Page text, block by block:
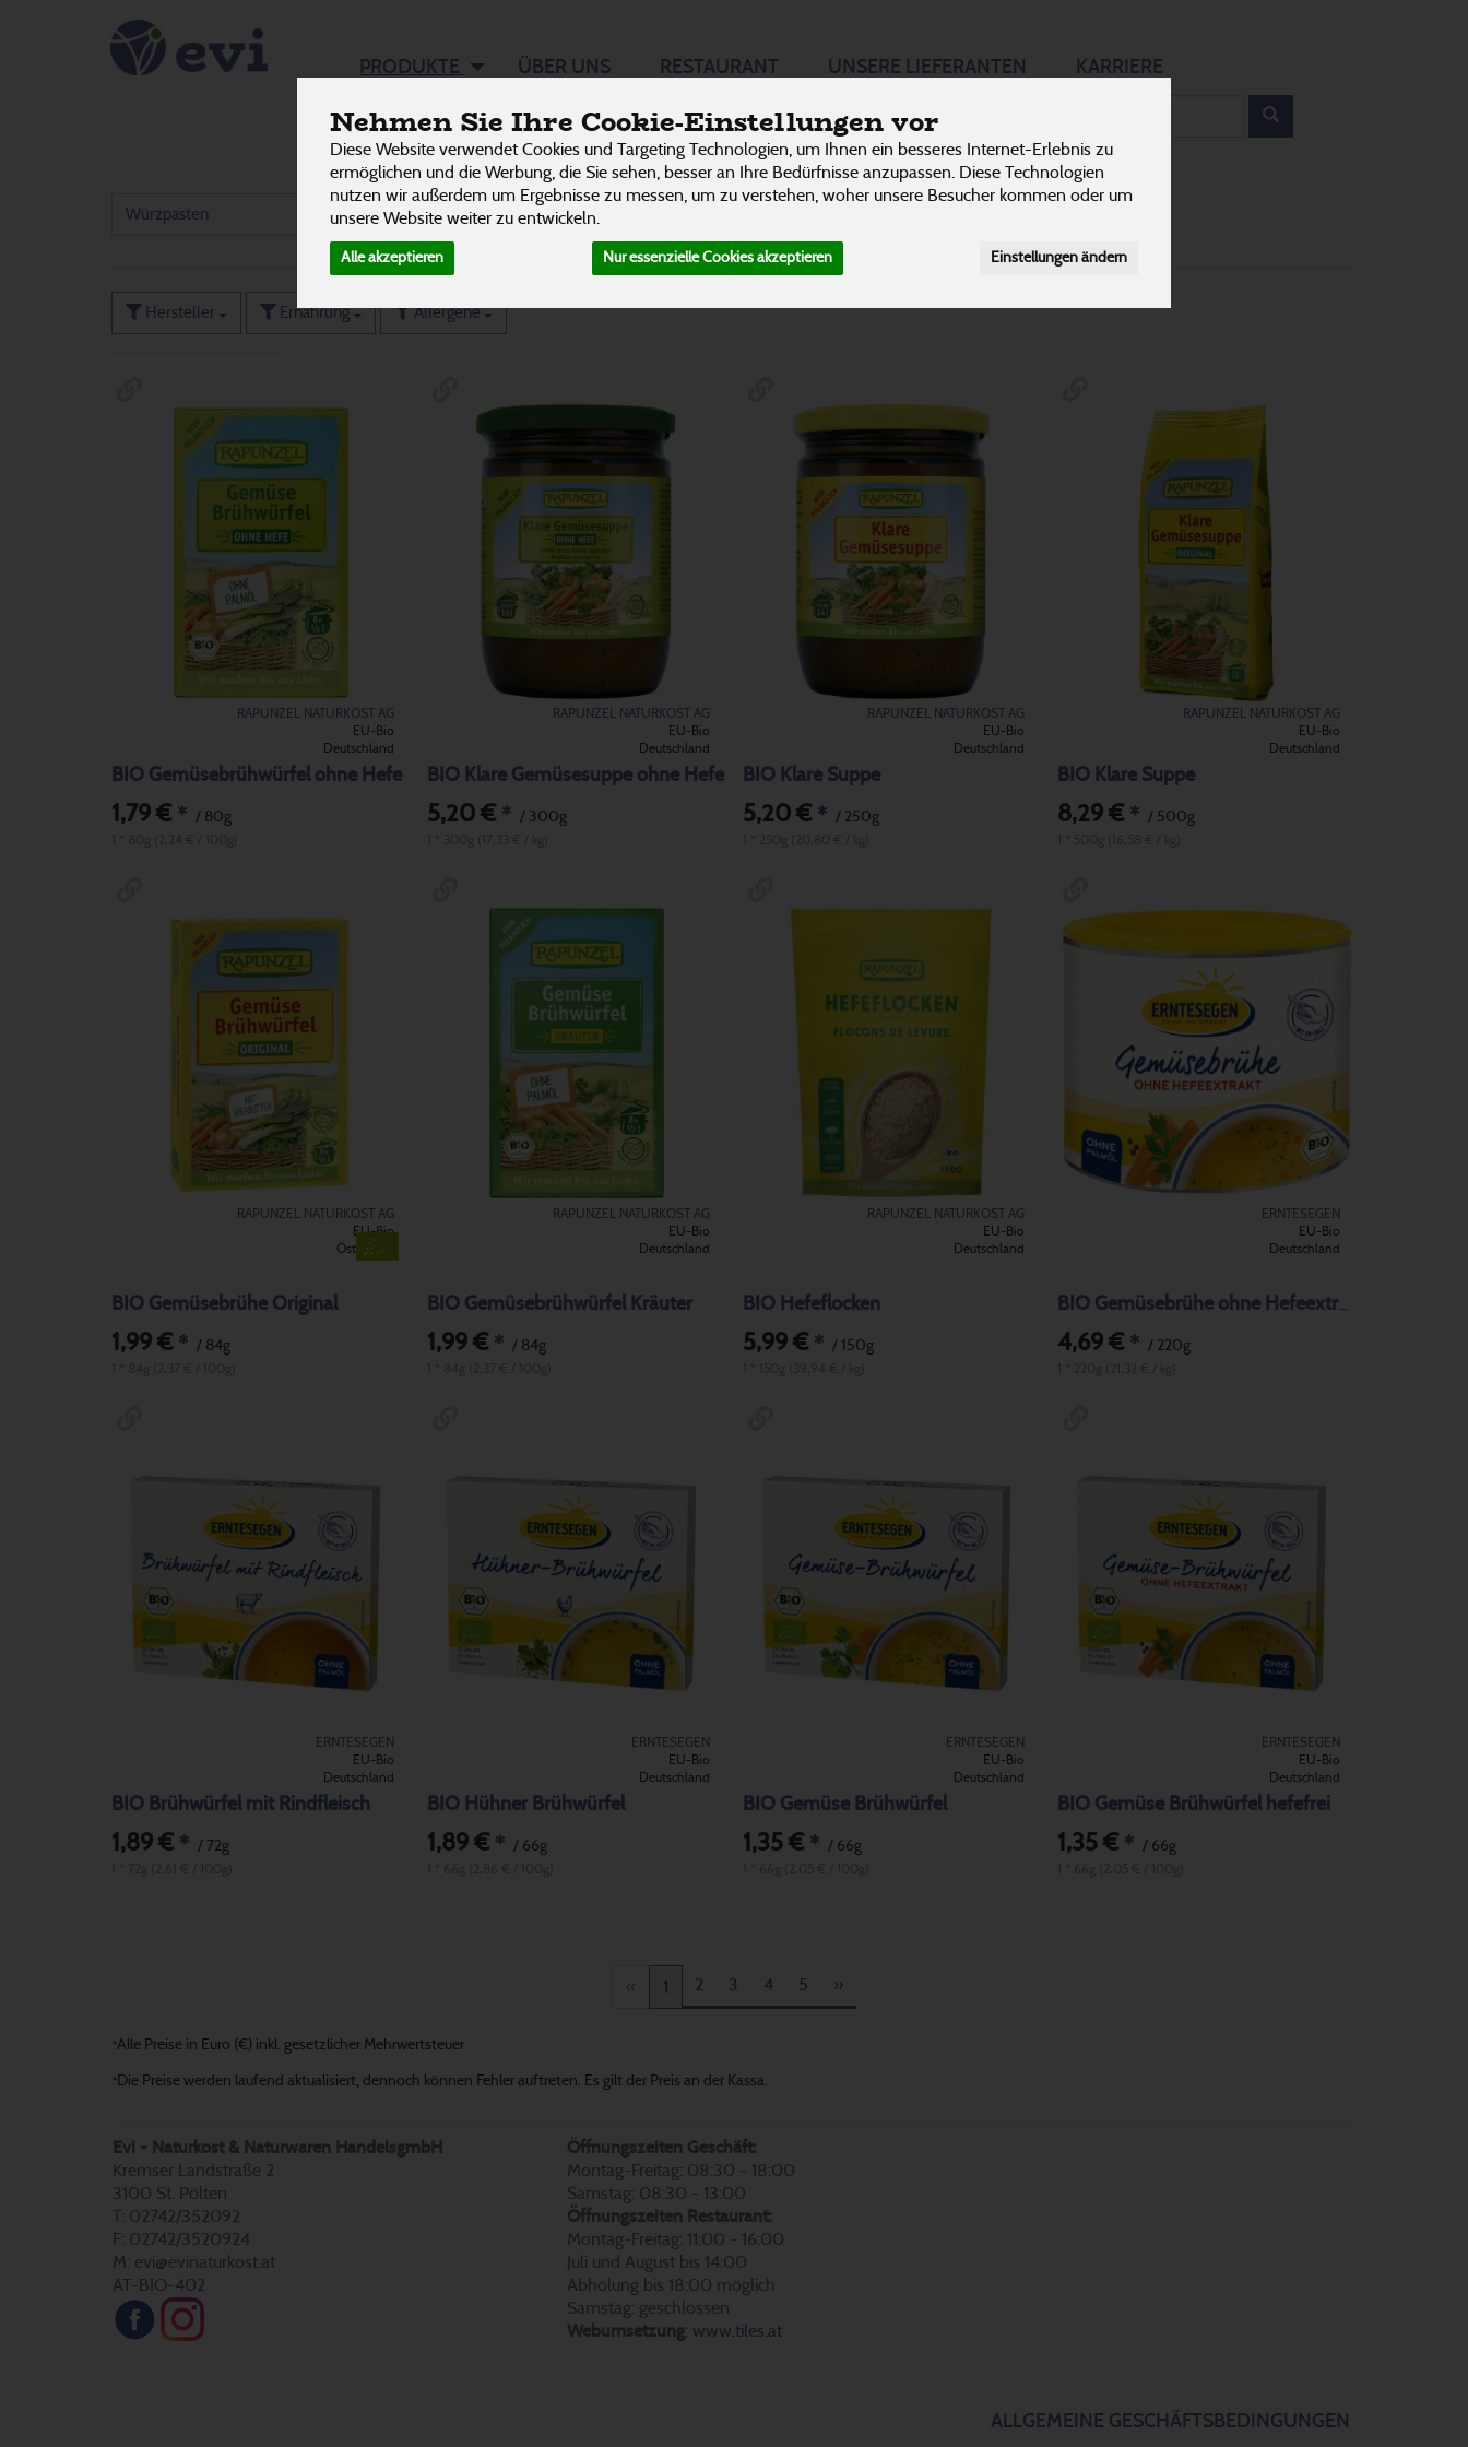
Nehmen Sie Ihre Cookie-Einstellungen vor
Diese Website verwendet Cookies und Targeting Technologien, um Ihnen ein besseres Internet-Erlebnis zu
ermöglichen und die Werbung, die Sie sehen, besser an Ihre Bedürfnisse anzupassen. Diese Technologien
nutzen wir außerdem um Ergebnisse zu messen, um zu verstehen, woher unsere Besucher kommen oder um
unsere Website weiter zu entwickeln.
Alle akzeptieren Nur essenzielle Cookies akzeptieren Einstellungen ändern
PRODUKTE ÜBER UNS RESTAURANT UNSERE LIEFERANTEN KARRIERE
Suppen, Brühe &
Würz-Fix 53 von 3242
24 Fix Gewürzmischungen & Saucen Hefeflocken & Flüssigwürze
11
Würzpasten
Hersteller Ernährung Allergene
RAPUNZEL NATURKOST AG
EU-Bio
Deutschland
BIO Gemüsebrühwürfel ohne Hefe
1,79 € * / 80g
RAPUNZEL NATURKOST AG
EU-Bio
Deutschland
BIO Klare Gemüsesuppe ohne Hefe
5,20 €* / 300g
RAPUNZEL NATURKOST AG
EU-Bio
Deutschland
BIO Klare Suppe
5,20 €* / 250g
RAPUNZEL NATURKOST AG
EU-Bio
Deutschland
BIO Klare Suppe
8,29 € * / 500g
RAPUNZEL NATURKOST AG
EU-Bio
Österreich
BIO Gemüsebrühe Original
1,99 € * / 84g
RAPUNZEL NATURKOST AG
EU-Bio
Deutschland
BIO Gemüsebrühwürfel Kräuter
1,99 €* / 84g
RAPUNZEL NATURKOST AG
EU-Bio
Deutschland
BIO Hefeflocken
5,99 €* / 150g
ERNTESEGEN
EU-Bio
Deutschland
4,69 € * / 220g
ERNTESEGEN
EU-Bio
Deutschland
BIO Brühwürfel mit Rindfleisch
1,89 € * / 72g
ERNTESEGEN
EU-Bio
Deutschland
BIO Hühner Brühwürfel
1,89 €* / 66g
ERNTESEGEN
EU-Bio
Deutschland
BIO Gemüse Brühwürfel
1,35 €* / 66g
ERNTESEGEN
EU-Bio
Deutschland
BIO Gemüse Brühwürfel hefefrei
1,35 € * / 66g
1 2 3 4 5 »
*Alle Preise in Euro (€) inkl. gesetzlicher Mehrwertsteuer
* Die Preise werden laufend aktualisiert, dennoch können Fehler auftreten. Es gilt der Preis an der Kassa.
Evi - Naturkost & Naturwaren HandelsgmbH
Kremser Landstraße 2
3100 St. Pölten
T: 02742/352092
F: 02742/3520924
M: evi@evinaturkost.at
AT-BIO-402
Öffnungszeiten Geschäft:
Montag-Freitag: 08:30 - 18:00
Samstag: 08:30 - 13:00
Öffnungszeiten Restaurant:
Montag-Freitag: 11:00 - 16:00
Juli und August bis 14:00
Abholung bis 18:00 möglich
Samstag: geschlossen
Webumsetzung: www.tiles.at
ALLGEMEINE GESCHÄFTSBEDINGUNGEN